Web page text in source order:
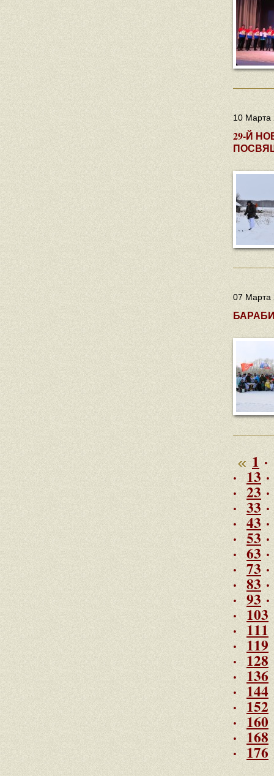
10 Марта
29-Й
07 Марта
1·
· 13 ·
· 23 ·
· 33 ·
· 43 ·
· 53 ·
· 63 ·
· 73 ·
· 83 ·
· 93 ·
· 103
· 111
· 119
· 128
· 136
· 144
· 152
· 160
· 168
· 176